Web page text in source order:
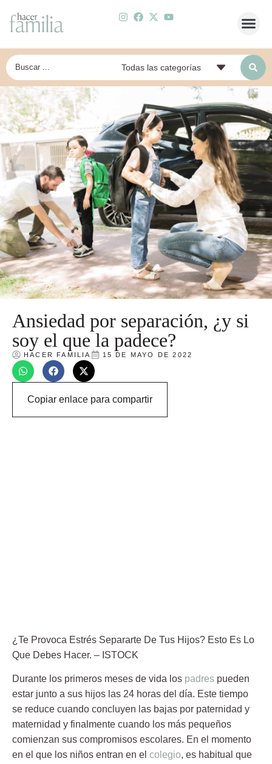
Ansiedad por separación, ¿y si
soy el que la padece?
HACER FAMILIA 15 DE MAYO DE 2022
Copiar enlace para compartir
¿Te Provoca Estrés Separarte De Tus Hijos? Esto Es Lo
Que Debes Hacer. – ISTOCK
Durante los primeros meses de vida los padres pueden
estar junto a sus hijos las 24 horas del día. Este tiempo
se reduce cuando concluyen las bajas por paternidad y
maternidad y finalmente cuando los más pequeños
comienzan sus compromisos escolares. En el momento
en el que los niños entran en el colegio, es habitual que